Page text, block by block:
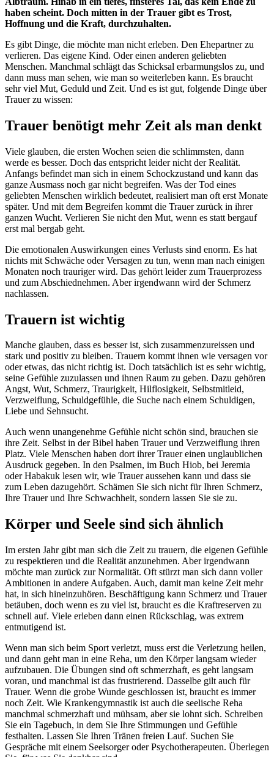
haben scheint. Doch mitten in der Trauer gibt es Trost,
Hoffnung und die Kraft, durchzuhalten.
Es gibt Dinge, die möchte man nicht erleben. Den Ehepartner zu
verlieren. Das eigene Kind. Oder einen anderen geliebten
Menschen. Manchmal schlägt das Schicksal erbarmungslos zu, und
dann muss man sehen, wie man so weiterleben kann. Es braucht
sehr viel Mut, Geduld und Zeit. Und es ist gut, folgende Dinge über
Trauer zu wissen:
Trauer benötigt mehr Zeit als man denkt
Viele glauben, die ersten Wochen seien die schlimmsten, dann
werde es besser. Doch das entspricht leider nicht der Realität.
Anfangs befindet man sich in einem Schockzustand und kann das
ganze Ausmass noch gar nicht begreifen. Was der Tod eines
geliebten Menschen wirklich bedeutet, realisiert man oft erst Monate
später. Und mit dem Begreifen kommt die Trauer zurück in ihrer
ganzen Wucht. Verlieren Sie nicht den Mut, wenn es statt bergauf
erst mal bergab geht.
Die emotionalen Auswirkungen eines Verlusts sind enorm. Es hat
nichts mit Schwäche oder Versagen zu tun, wenn man nach einigen
Monaten noch trauriger wird. Das gehört leider zum Trauerprozess
und zum Abschiednehmen. Aber irgendwann wird der Schmerz
nachlassen.
Trauern ist wichtig
Manche glauben, dass es besser ist, sich zusammenzureissen und
stark und positiv zu bleiben. Trauern kommt ihnen wie versagen vor
oder etwas, das nicht richtig ist. Doch tatsächlich ist es sehr wichtig,
seine Gefühle zuzulassen und ihnen Raum zu geben. Dazu gehören
Angst, Wut, Schmerz, Traurigkeit, Hilflosigkeit, Selbstmitleid,
Verzweiflung, Schuldgefühle, die Suche nach einem Schuldigen,
Liebe und Sehnsucht.
Auch wenn unangenehme Gefühle nicht schön sind, brauchen sie
ihre Zeit. Selbst in der Bibel haben Trauer und Verzweiflung ihren
Platz. Viele Menschen haben dort ihrer Trauer einen unglaublichen
Ausdruck gegeben. In den Psalmen, im Buch Hiob, bei Jeremia
oder Habakuk lesen wir, wie Trauer aussehen kann und dass sie
zum Leben dazugehört. Schämen Sie sich nicht für Ihren Schmerz,
Ihre Trauer und Ihre Schwachheit, sondern lassen Sie sie zu.
Körper und Seele sind sich ähnlich
Im ersten Jahr gibt man sich die Zeit zu trauern, die eigenen Gefühle
zu respektieren und die Realität anzunehmen. Aber irgendwann
möchte man zurück zur Normalität. Oft stürzt man sich dann voller
Ambitionen in andere Aufgaben. Auch, damit man keine Zeit mehr
hat, in sich hineinzuhören. Beschäftigung kann Schmerz und Trauer
betäuben, doch wenn es zu viel ist, braucht es die Kraftreserven zu
schnell auf. Viele erleben dann einen Rückschlag, was extrem
entmutigend ist.
Wenn man sich beim Sport verletzt, muss erst die Verletzung heilen,
und dann geht man in eine Reha, um den Körper langsam wieder
aufzubauen. Die Übungen sind oft schmerzhaft, es geht langsam
voran, und manchmal ist das frustrierend. Dasselbe gilt auch für
Trauer. Wenn die grobe Wunde geschlossen ist, braucht es immer
noch Zeit. Wie Krankengymnastik ist auch die seelische Reha
manchmal schmerzhaft und mühsam, aber sie lohnt sich. Schreiben
Sie ein Tagebuch, in dem Sie Ihre Stimmungen und Gefühle
festhalten. Lassen Sie Ihren Tränen freien Lauf. Suchen Sie
Gespräche mit einem Seelsorger oder Psychotherapeuten. Überlegen